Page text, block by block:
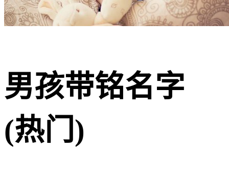
男孩带铭名字
(热门)